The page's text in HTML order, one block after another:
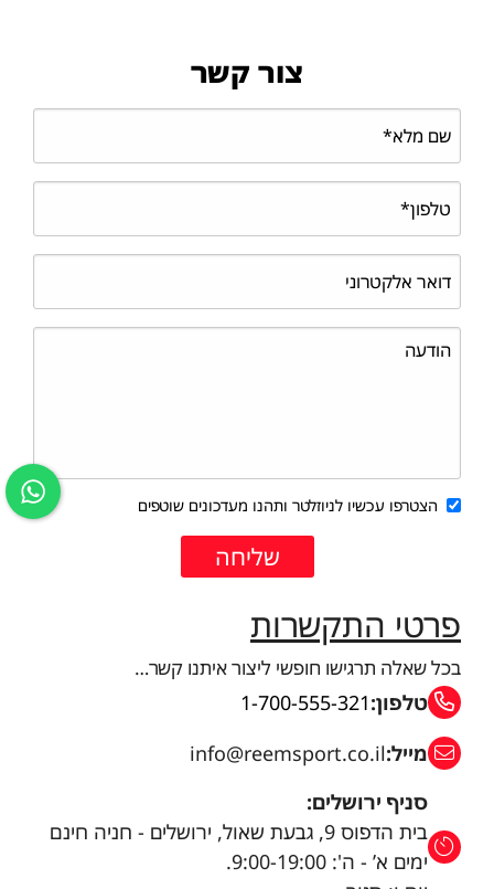
צור קשר
הצטרפו עכשיו לניוזלטר ותהנו מעדכונים שוטפים
פרטי התקשרות
בכל שאלה תרגישו חופשי ליצור איתנו קשר…
טלפון:1-700-555-321
מייל:info@reemsport.co.il
סניף ירושלים:
בית הדפוס 9, גבעת שאול, ירושלים - חניה חינם
ימים א’ - ה': 9:00-19:00.